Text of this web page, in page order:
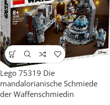
Lego 75319 Die
mandalorianische Schmiede
der Waffenschmiedin